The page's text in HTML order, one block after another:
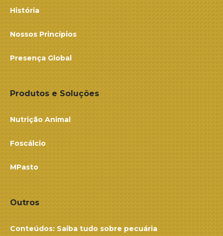
História
Nossos Princípios
Presença Global
Produtos e Soluções
Nutrição Animal
Foscálcio
MPasto
Outros
Conteúdos: Saiba tudo sobre pecuária